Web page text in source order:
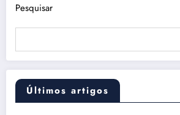
Pesquisar
Últimos artigos